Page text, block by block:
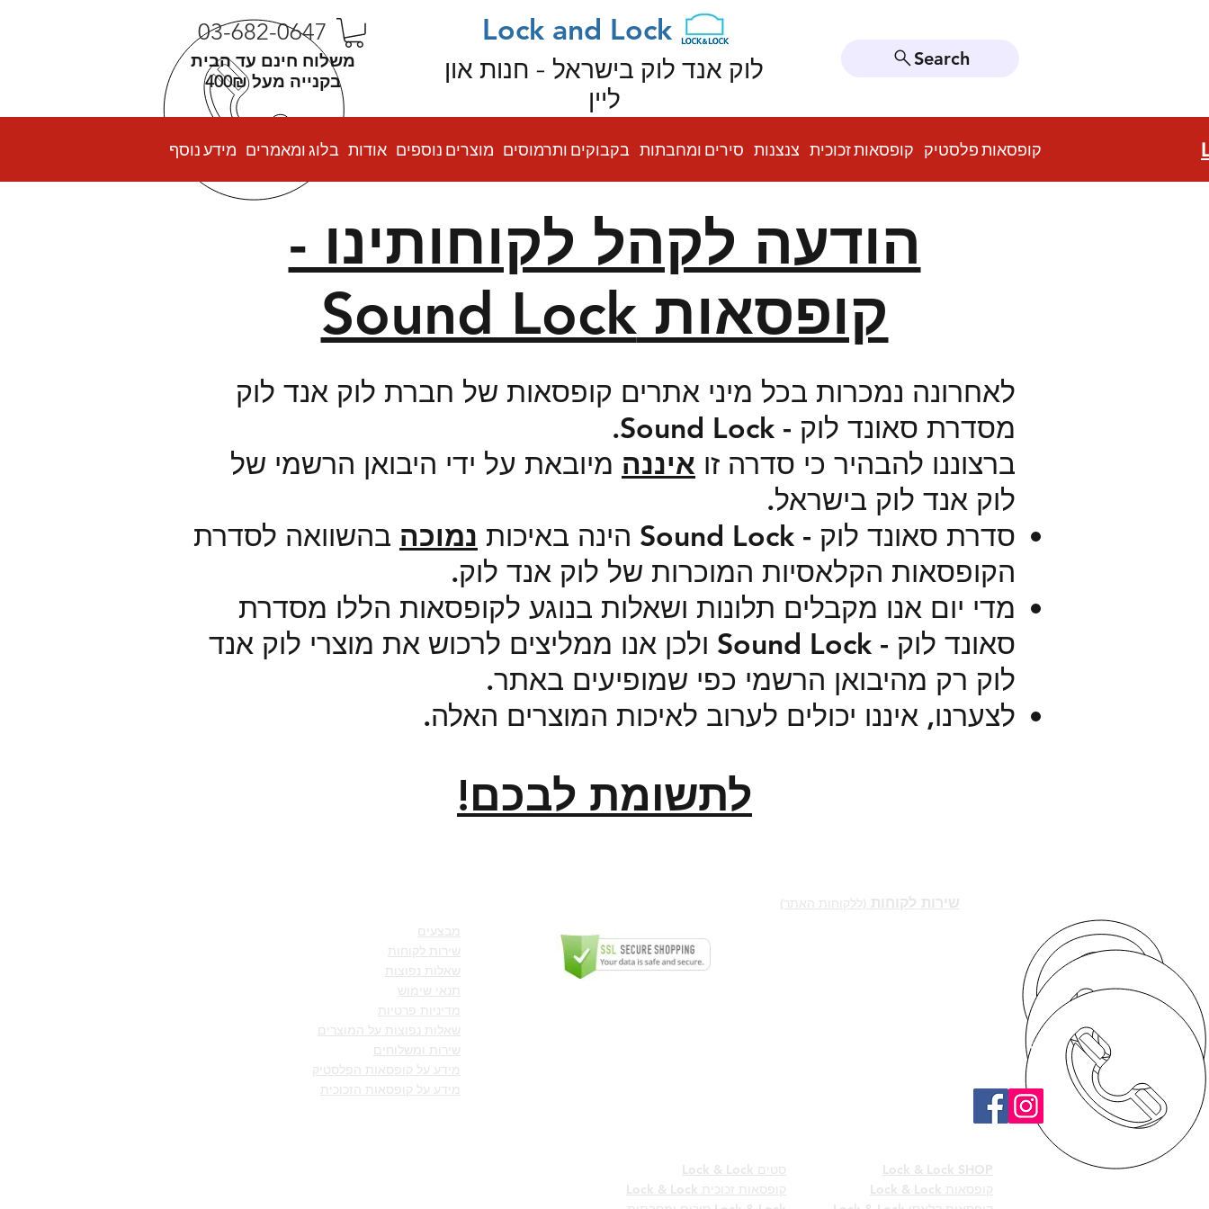
Search
Lock and Lock
לוק אנד לוק בישראל - חנות און
ליין
03-682-0647
משלוח חינם עד הבית
בקנייה מעל 400₪
קופסאות פלסטיק קופסאות זכוכית צנצנות סירים ומחבתות בקבוקים ותרמוסים מוצרים נוספים אודות בלוג ומאמרים מידע נוסף
הודעה לקהל לקוחותינו -
קופסאות Sound Lock
לאחרונה נמכרות בכל מיני אתרים קופסאות של חברת לוק אנד לוק
מסדרת סאונד לוק - Sound Lock.
ברצוננו להבהיר כי סדרה זו איננה מיובאת על ידי היבואן הרשמי של
לוק אנד לוק בישראל.
סדרת סאונד לוק - Sound Lock הינה באיכות
נמוכה בהשוואה לסדרת
הקופסאות הקלאסיות המוכרות של לוק אנד לוק.
מדי יום אנו מקבלים תלונות ושאלות בנוגע לקופסאות הללו מסדרת
סאונד לוק - Sound Lock ולכן אנו ממליצים לרכוש את מוצרי לוק אנד
לוק רק מהיבואן הרשמי כפי שמופיעים באתר.
לצערנו, איננו יכולים לערוב לאיכות המוצרים האלה.
לתשומת לבכם!
שירות לקוחות (ללקוחות האתר)
Lock & Lock SHOP
Lock & Lock קופסאות
Lock & Lock סטים
Lock & Lock
קופסאות זכוכית
מבצעים
שירות לקוחות
שאלות נפוצות
תנאי שימוש
מדיניות פרטיות
שאלות נפוצות על המוצרים
שירות ומשלוחים
מידע על קופסאות הפלסטיק
מידע על קופסאות הזכוכית